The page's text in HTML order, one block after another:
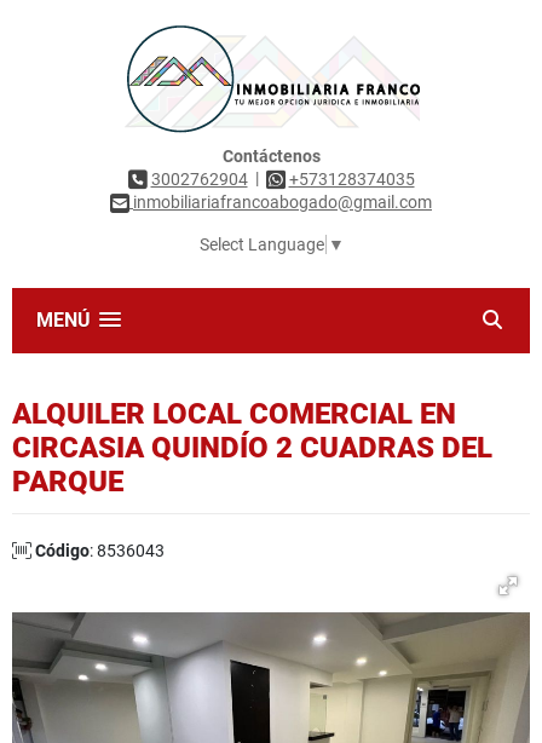
Contáctenos
3002762904|
+573128374035
inmobiliariafrancoabogado@gmail.com
Select Language ▼
MENÚ
ALQUILER LOCAL COMERCIAL EN
CIRCASIA QUINDÍO 2 CUADRAS DEL
PARQUE
Código: 8536043